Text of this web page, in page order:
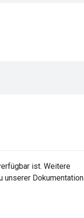
ist. Weitere
unserer Dokumentation